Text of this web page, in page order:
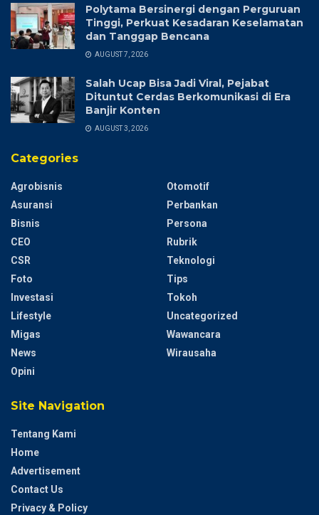
Polytama Bersinergi dengan Perguruan
Tinggi, Perkuat Kesadaran Keselamatan
dan Tanggap Bencana
AUGUST 7, 2026
Salah Ucap Bisa Jadi Viral, Pejabat
Dituntut Cerdas Berkomunikasi di Era
Banjir Konten
AUGUST 3, 2026
Categories
Agrobisnis
Asuransi
Bisnis
CEO
CSR
Foto
Investasi
Lifestyle
Migas
News
Opini
Otomotif
Perbankan
Persona
Rubrik
Teknologi
Tips
Tokoh
Uncategorized
Wawancara
Wirausaha
Site Navigation
Tentang Kami
Home
Advertisement
Contact Us
Privacy & Policy